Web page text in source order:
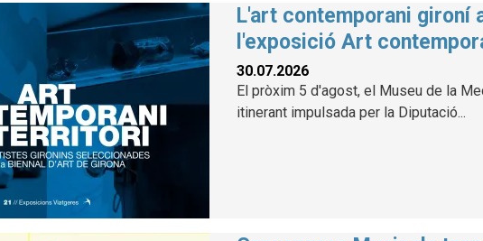
L'art contemporani gironí
l'exposició Art
30.07.2026
El pròxim 5 d'agost, el Museu de la
itinerant impulsada per la Diputació...